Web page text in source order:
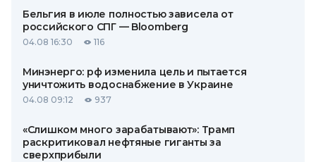
Бельгия в июле полностью зависела от
российского СПГ — Bloomberg
04.08 16:30 116
Минэнерго: рф изменила цель и пытается
уничтожить водоснабжение в Украине
04.08 09:12 937
«Слишком много зарабатывают»: Трамп
раскритиковал нефтяные гиганты за
сверхприбыли